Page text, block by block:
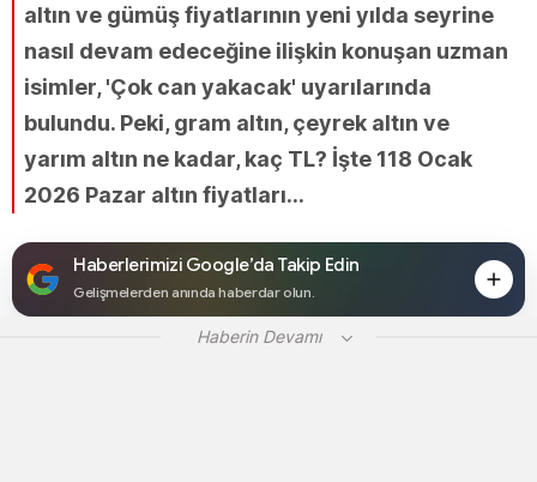
altın ve gümüş fiyatlarının yeni yılda seyrine
nasıl devam edeceğine ilişkin konuşan uzman
isimler, 'Çok can yakacak' uyarılarında
bulundu. Peki, gram altın, çeyrek altın ve
yarım altın ne kadar, kaç TL? İşte 118 Ocak
2026 Pazar altın fiyatları…
Haberlerimizi Google’da Takip Edin
Gelişmelerden anında haberdar olun.
Haberin Devamı